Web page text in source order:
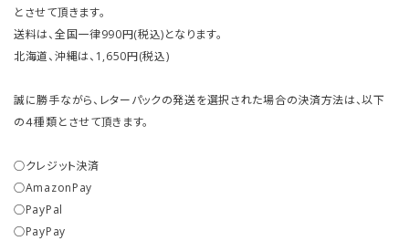
とさせて頂きます。
送料は、全国一律990円(税込)となります。
北海道、沖縄は、1,650円(税込)
誠に勝手ながら、レターパックの発送を選択された場合の決済方法は、以下
の４種類とさせて頂きます。
○クレジット決済
○AmazonPay
○PayPal
○PayPay